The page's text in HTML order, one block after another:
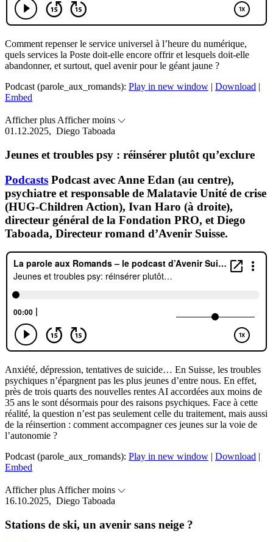
Comment repenser le service universel à l’heure du numérique,
quels services la Poste doit-elle encore offrir et lesquels doit-elle
abandonner, et surtout, quel avenir pour le géant jaune ?
Podcast (parole_aux_romands): Play in new window | Download |
Embed
Afficher plus Afficher moins
01.12.2025, Diego Taboada
Jeunes et troubles psy : réinsérer plutôt qu’exclure
Podcasts Podcast avec Anne Edan (au centre),
psychiatre et responsable de Malatavie Unité de crise
(HUG-Children Action), Ivan Haro (à droite),
directeur général de la Fondation PRO, et Diego
Taboada, Directeur romand d’Avenir Suisse.
Anxiété, dépression, tentatives de suicide… En Suisse, les troubles
psychiques n’épargnent pas les plus jeunes d’entre nous. En effet,
près de trois quarts des nouvelles rentes AI accordées aux moins de
35 ans le sont désormais pour des raisons psychiques. Face à cette
réalité, la question n’est pas seulement celle du traitement, mais aussi
de la réinsertion : comment accompagner ces jeunes sur la voie de
l’autonomie ?
Podcast (parole_aux_romands): Play in new window | Download |
Embed
Afficher plus Afficher moins
16.10.2025, Diego Taboada
Stations de ski, un avenir sans neige ?